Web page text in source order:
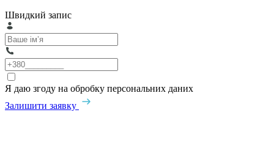
Швидкий запис
Я даю згоду на обробку персональних даних
Залишити заявку